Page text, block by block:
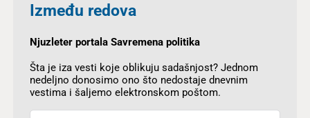
Između redova
Njuzleter portala Savremena politika
Šta je iza vesti koje oblikuju sadašnjost? Jednom
nedeljno donosimo ono što nedostaje dnevnim
vestima i šaljemo elektronskom poštom.